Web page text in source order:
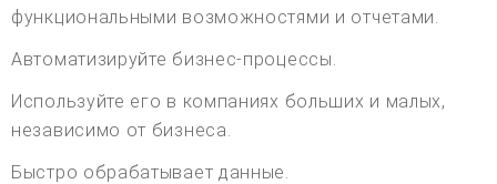
функциональными возможностями и отчетами.
Автоматизируйте бизнес-процессы.
Используйте его в компаниях больших и малых,
независимо от бизнеса.
Быстро обрабатывает данные.